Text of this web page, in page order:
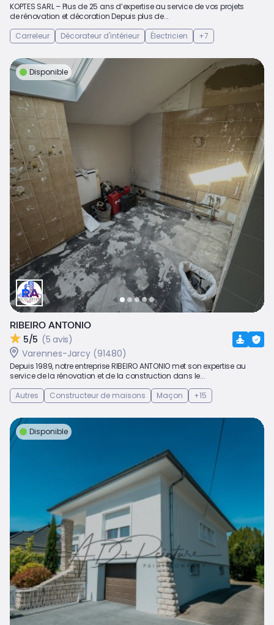
KOPTES SARL – Plus de 25 ans d’expertise au service de vos projets
de rénovation et décoration Depuis plus de...
Carreleur
Décorateur d'intérieur Électricien +7
Disponible
RIBEIRO ANTONIO
5/5 (5 avis)
Varennes-Jarcy (91480)
Depuis 1989, notre entreprise RIBEIRO ANTONIO met son expertise au
service de la rénovation et de la construction dans le...
Autres
Constructeur de maisons Maçon +15
Disponible